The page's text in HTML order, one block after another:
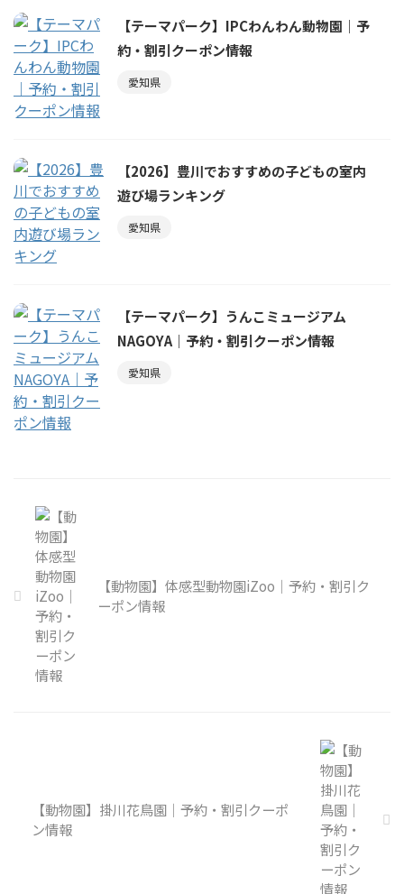
【テーマパーク】IPCわんわん動物園｜予
約・割引クーポン情報
愛知県
【2026】豊川でおすすめの子どもの室内
遊び場ランキング
愛知県
【テーマパーク】うんこミュージアム
NAGOYA｜予約・割引クーポン情報
愛知県
【動物園】体感型動物園iZoo｜予約・割引ク
ーポン情報
【動物園】掛川花鳥園｜予約・割引クーポ
ン情報